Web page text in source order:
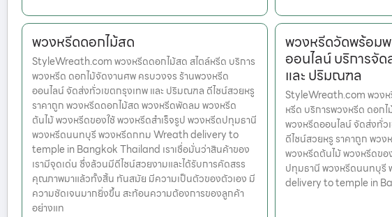
พวงหรีดดอกไม้สด
StyleWreath.com พวงหรีดดอกไม้สด สไตล์หรีด บริการ
พวงหรีด ดอกไม้จัดงานศพ ครบวงจร ร้านพวงหรีด
ออนไลน์ จัดส่งทั่วเขตกรุงเทพ และ ปริมณฑล ดีไซน์สวยหรู
ราคาถูก พวงหรีดดอกไม้สด พวงหรีดพัดลม พวงหรีด
ต้นไม้ พวงหรีดของใช้ พวงหรีดสำเร็จรูป พวงหรีดปทุมธานี
พวงหรีดนนทบุรี พวงหรีดกทม Wreath delivery to
temple in Bangkok Thailand เราเชื่อมั่นว่าสินค้าของ
เรามีจุดเด่น ซึ่งล้วนมีดีไซน์สวยงามและได้รับการคัดสรร
คุณภาพมาแล้วทั้งสิ้น ทันสมัย มีความเป็นตัวของตัวเอง มี
ความชัดเจนมากยิ่งขึ้น สะท้อนความต้องการของลูกค้า
อย่างแท
พวงหรีดวัดพร้อม
ออนไลน์ บริการจั
และ ปริมณฑล
StyleWreath.com พวง
หรีด บริการพวงหรีด ดอก
พวงหรีดออนไลน์ จัดส่งทั่ว
ดีไซน์สวยหรู ราคาถูก พว
พวงหรีดต้นไม้ พวงหรีดขอ
ปทุมธานี พวงหรีดนนทบุรี
delivery to temple in